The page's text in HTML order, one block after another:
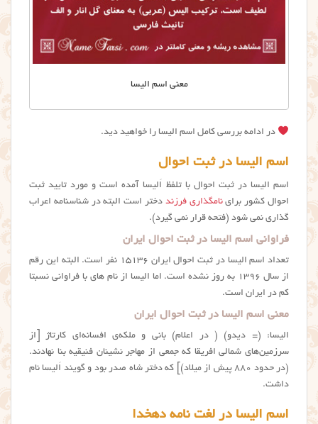
معني اسم اليسا
در ادامه بررسی کامل اسم الیسا را خواهید دید.
اسم الیسا در ثبت احوال
اسم الیسا در ثبت احوال با تلفظ اَلیسا آمده است و مورد تایید ثبت
احوال کشور براینامگذاری فرزند دختر است البته در شناسنامه اعراب
گذاری نمی شود (فتحه قرار نمی گیرد).
فراوانی اسم الیسا در ثبت احوال ایران
تعداد اسم الیسا در ثبت احوال ایران ۱۵۱۳۶ نفر است. البته این رقم
از سال ۱۳۹۶ به روز نشده است. اما الیسا از نام های با فراوانی نسبتا
کم در ایران است.
معنی اسم الیسا در ثبت احوال ایران
الیسا: (= دیدو) ( در اعلام) بانی و ملکه‌ی افسانه‌ای کارتاژ [از
سرزمین‌های شمالی افریقا که جمعی از مهاجر نشینان فنیقیه بنا نهادند.
(در حدود ۸۸۰ پیش از میلاد)] که دختر شاه صدر بود و گویند اَلیسا نام
داشت.
اسم الیسا در لغت نامه دهخدا